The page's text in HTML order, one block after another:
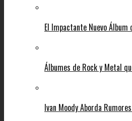
El Impactante Nuevo
Álbumes de Rock y Metal
Ivan Moody Aborda